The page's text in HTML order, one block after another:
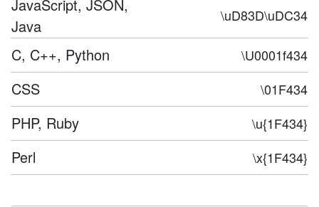
JavaScript, JSON,
Java
\uD83D\uDC34
C, C++, Python \U0001f434
CSS \01F434
PHP, Ruby \u{1F434}
Perl \x{1F434}